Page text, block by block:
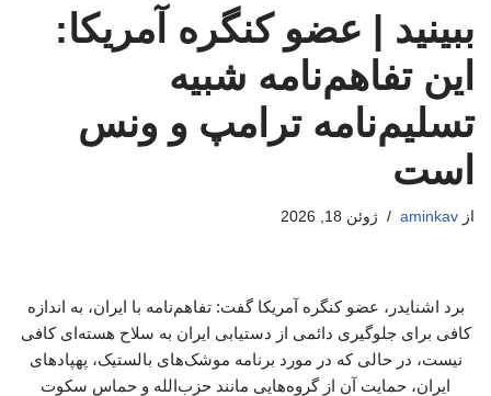
ببینید | عضو کنگره آمریکا:
این تفاهم‌نامه شبیه
تسلیم‌نامه ترامپ و ونس
است
از aminkav ژوئن 18, 2026
برد اشنایدر، عضو کنگره آمریکا گفت: تفاهم‌نامه با ایران، به اندازه
کافی برای جلوگیری دائمی از دستیابی ایران به سلاح هسته‌ای کافی
نیست، در حالی که در مورد برنامه موشک‌های بالستیک، پهپادهای
ایران، حمایت آن از گروه‌هایی مانند حزب‌الله و حماس سکوت